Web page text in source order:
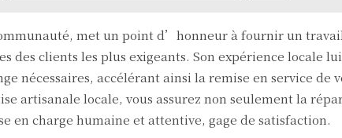
met un point d’honneur à fournir un
des clients les plus exigeants. Son expérience locale
nécessaires, accélérant ainsi la remise en service de
artisanale locale, vous assurez non seulement la
en charge humaine et attentive, gage de satisfaction.